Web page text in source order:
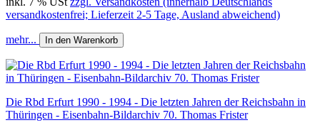
versandkostenfrei; Lieferzeit 2-5 Tage, Ausland abweichend)
mehr... In den Warenkorb
Die Rbd Erfurt 1990 - 1994 - Die letzten Jahren der Reichsbahn in
Thüringen - Eisenbahn-Bildarchiv 70. Thomas Frister